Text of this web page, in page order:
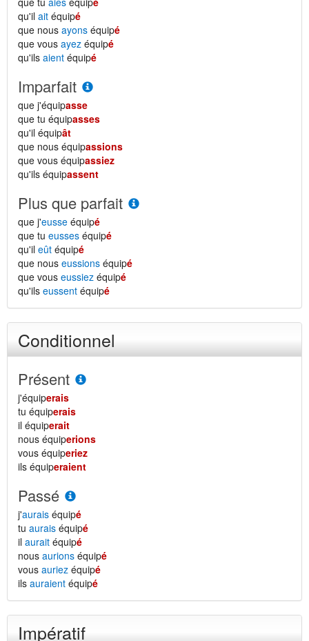
qu'il ait équipé
que nous ayons équipé
que vous ayez équipé
qu'ils aient équipé
Imparfait
que j'équipasse
que tu équipasses
qu'il équipât
que nous équipassions
que vous équipassiez
qu'ils équipassent
Plus que parfait
que j'eusse équipé
que tu eusses équipé
qu'il eût équipé
que nous eussions équipé
que vous eussiez équipé
qu'ils eussent équipé
Conditionnel
Présent
j'équiperais
tu équiperais
il équiperait
nous équiperions
vous équiperiez
ils équiperaient
Passé
j'aurais équipé
tu aurais équipé
il aurait équipé
nous aurions équipé
vous auriez équipé
ils auraient équipé
Impératif